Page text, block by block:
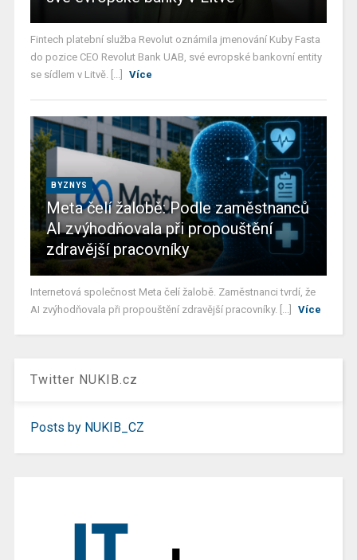
Fintech platební služba Revolut oznámila jmenování Kuby Fasta
do pozice CEO Revolut Bank UAB, své evropské bankovní entity
se sídlem v Litvě. [...]
Více
BYZNYS
Meta čelí žalobě: Podle zaměstnanců
AI zvýhodňovala při propouštění
zdravější pracovníky
Internetová společnost Meta čelí žalobě. Zaměstnanci tvrdí, že
AI zvýhodňovala při propouštění zdravější pracovníky. [...]
Více
Twitter NUKIB.cz
Posts by NUKIB_CZ